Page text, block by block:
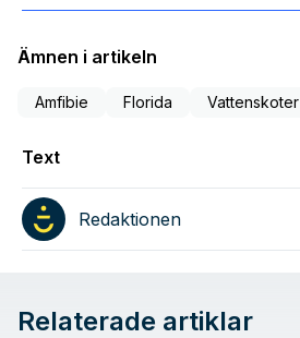
Ämnen i artikeln
Amfibie Florida Vattenskoter
Text
Redaktionen
Relaterade artiklar